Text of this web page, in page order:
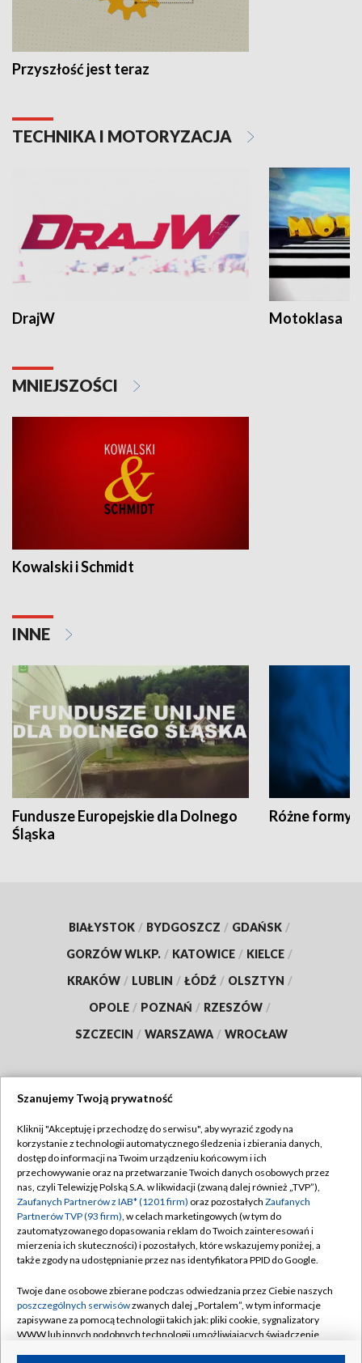
Przyszłość jest teraz
TECHNIKA I MOTORYZACJA
DrajW Motoklasa
MNIEJSZOŚCI
Kowalski i Schmidt
INNE
Fundusze Europejskie dla Dolnego
Śląska
Różne formy
BIAŁYSTOK / BYDGOSZCZ / GDAŃSK /
GORZÓW WLKP. / KATOWICE / KIELCE /
KRAKÓW / LUBLIN / ŁÓDŹ / OLSZTYN /
OPOLE / POZNAŃ / RZESZÓW /
SZCZECIN / WARSZAWA / WROCŁAW
TVP
Abonament TVP
Emisja w TVP
Centrum informacji TVP
Naziemna Telewizja Cyfrowa
Rada Programowa
System NOS
Informacje o nadawcy
Regulamin TVP
Polityka prywatności
Moje zgody
Pomoc
Kontakt
Kanały
Szanujemy Twoją prywatność
Kliknij "Akceptuję i przechodzę do serwisu", aby wyrazić zgody na
korzystanie z technologii automatycznego śledzenia i zbierania danych,
dostęp do informacji na Twoim urządzeniu końcowym i ich
przechowywanie oraz na przetwarzanie Twoich danych osobowych przez
nas, czyli Telewizję Polską S.A. w likwidacji (zwaną dalej również „TVP”),
Zaufanych Partnerów z IAB* (1201 firm) oraz pozostałych Zaufanych
Partnerów TVP (93 firm), w celach marketingowych (w tym do
zautomatyzowanego dopasowania reklam do Twoich zainteresowań i
mierzenia ich skuteczności) i pozostałych, które wskazujemy poniżej, a
także zgody na udostępnianie przez nas identyfikatora PPID do Google.
Twoje dane osobowe zbierane podczas odwiedzania przez Ciebie naszych
poszczególnych serwisówzwanych dalej „Portalem”, w tym informacje
zapisywane za pomocą technologii takich jak: pliki cookie, sygnalizatory
WWW lub innych podobnych technologii umożliwiających świadczenie